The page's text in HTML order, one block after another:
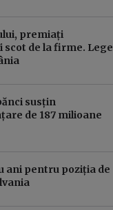
premiați
de la firme. Lege
susțin
de 187 milioane
ani pentru poziția de